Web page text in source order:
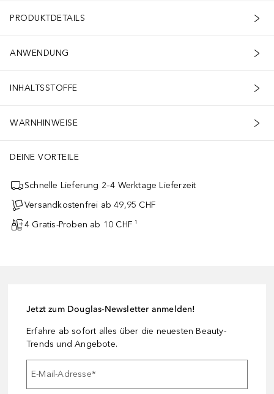
PRODUKTDETAILS
ANWENDUNG
INHALTSSTOFFE
WARNHINWEISE
DEINE VORTEILE
Schnelle Lieferung 2–4 Werktage Lieferzeit
Versandkostenfrei ab 49,95 CHF
4 Gratis-Proben ab 10 CHF ¹
Jetzt zum Douglas-Newsletter anmelden!
Erfahre ab sofort alles über die neuesten Beauty-
Trends und Angebote.
E-Mail-Adresse*